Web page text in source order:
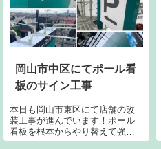
岡山市中区にてポール看
板のサイン工事
本日も岡山市東区にて店舗の改
装工事が進んでいます！ポール
看板を根本からやり替えて強度
と共に見た目やもリニューアル